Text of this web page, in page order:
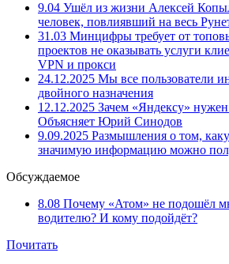
9.04 Ушёл из жизни Алексей
человек, повлиявший на весь
31.03 Минцифры требует от
проектов не оказывать услуги
VPN и прокси
24.12.2025 Мы все пользователи
двойного назначения
12.12.2025 Зачем «Яндексу»
Объясняет Юрий Синодов
9.09.2025 Размышления о том,
значимую информацию можно
Обсуждаемое
8.08 Почему «Атом» не подошёл
водителю? И кому подойдёт?
Почитать